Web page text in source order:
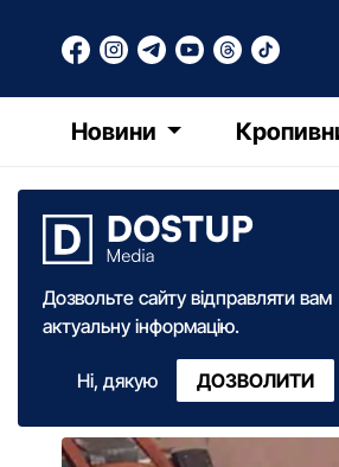
Новини
Дозвольте сайту відправляти вам
актуальну інформацію.
Ні, дякую ДОЗВОЛИТИ
Жителя
закликах
України:
26 травня·2026